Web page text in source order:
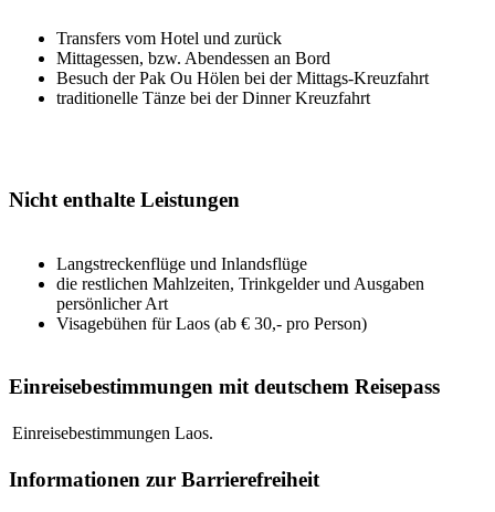
Transfers vom Hotel und zurück
Mittagessen, bzw. Abendessen an Bord
Besuch der Pak Ou Hölen bei der Mittags-Kreuzfahrt
traditionelle Tänze bei der Dinner Kreuzfahrt
Nicht enthalte Leistungen
Langstreckenflüge und Inlandsflüge
die restlichen Mahlzeiten, Trinkgelder und Ausgaben
persönlicher Art
Visagebühen für Laos (ab € 30,- pro Person)
Einreisebestimmungen mit deutschem Reisepass
Einreisebestimmungen Laos.
Informationen zur Barrierefreiheit